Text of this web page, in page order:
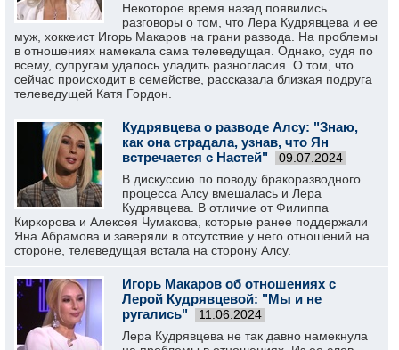
Некоторое время назад появились
разговоры о том, что Лера Кудрявцева и ее
муж, хоккеист Игорь Макаров на грани развода. На проблемы
в отношениях намекала сама телеведущая. Однако, судя по
всему, супругам удалось уладить разногласия. О том, что
сейчас происходит в семействе, рассказала близкая подруга
телеведущей Катя Гордон.
Кудрявцева о разводе Алсу: "Знаю,
как она страдала, узнав, что Ян
встречается с Настей"
09.07.2024
В дискуссию по поводу бракоразводного
процесса Алсу вмешалась и Лера
Кудрявцева. В отличие от Филиппа
Киркорова и Алексея Чумакова, которые ранее поддержали
Яна Абрамова и заверяли в отсутствие у него отношений на
стороне, телеведущая встала на сторону Алсу.
Игорь Макаров об отношениях с
Лерой Кудрявцевой: "Мы и не
ругались"
11.06.2024
Лера Кудрявцева не так давно намекнула